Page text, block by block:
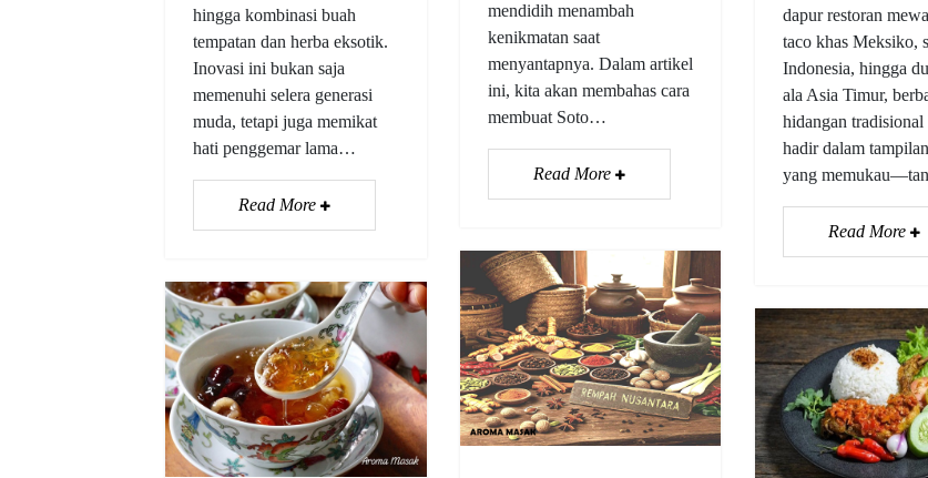
hingga kombinasi buah
tempatan dan herba eksotik.
Inovasi ini bukan saja
memenuhi selera generasi
muda, tetapi juga memikat
hati penggemar lama…
Read More
mendidih menambah
kenikmatan saat
menyantapnya. Dalam artikel
ini, kita akan membahas cara
membuat Soto…
Read More
dapur restoran
taco khas Meksiko,
Indonesia, hingga
ala Asia Timur,
hidangan
hadir dalam
yang
Read More